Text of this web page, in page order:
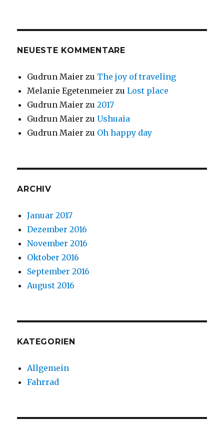
NEUESTE KOMMENTARE
Gudrun Maier zu The joy of traveling
Melanie Egetenmeier zuLost place
Gudrun Maier zu2017
Gudrun Maier zuUshuaia
Gudrun Maier zu Oh happy day
ARCHIV
Januar 2017
Dezember 2016
November 2016
Oktober 2016
September 2016
August 2016
KATEGORIEN
Allgemein
Fahrrad